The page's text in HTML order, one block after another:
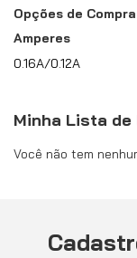
Opções de Compra
Amperes
0.16A/0.12A
Minha Lista de
Você não tem